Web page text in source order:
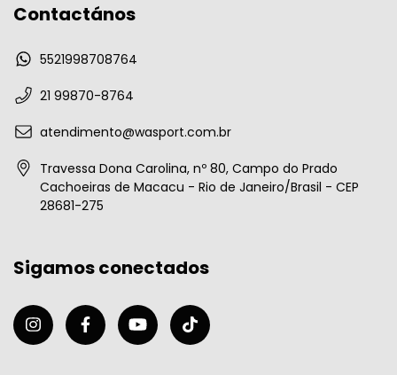
Contactános
5521998708764
21 99870-8764
atendimento@wasport.com.br
Travessa Dona Carolina, nº 80, Campo do Prado
Cachoeiras de Macacu - Rio de Janeiro/Brasil - CEP
28681-275
Sigamos conectados